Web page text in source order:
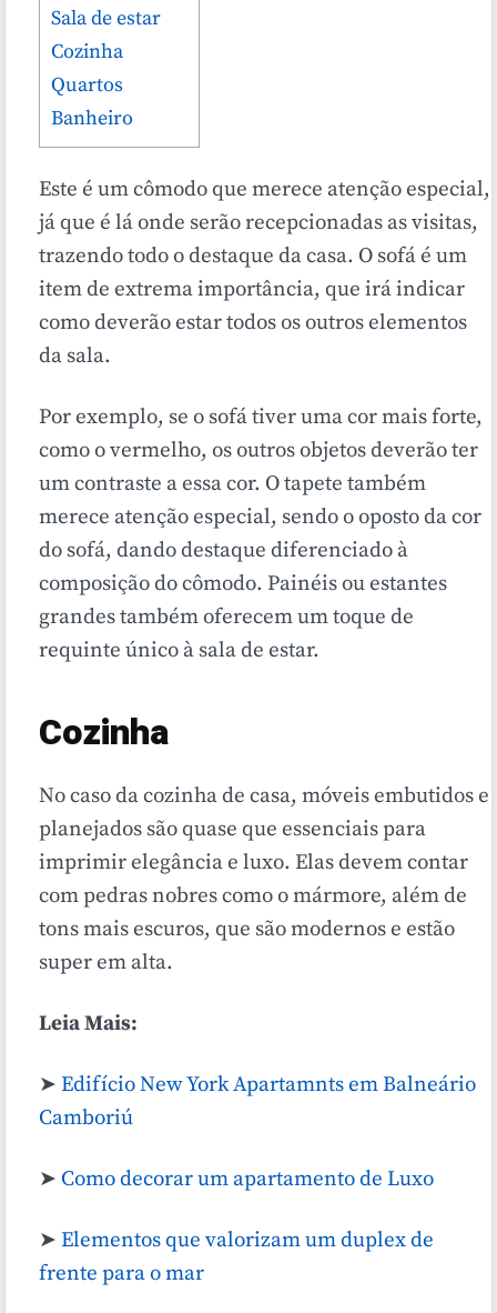
Sala de estar
Cozinha
Quartos
Banheiro
Este é um cômodo que merece atenção especial,
já que é lá onde serão recepcionadas as visitas,
trazendo todo o destaque da casa. O sofá é um
item de extrema importância, que irá indicar
como deverão estar todos os outros elementos
da sala.
Por exemplo, se o sofá tiver uma cor mais forte,
como o vermelho, os outros objetos deverão ter
um contraste a essa cor. O tapete também
merece atenção especial, sendo o oposto da cor
do sofá, dando destaque diferenciado à
composição do cômodo. Painéis ou estantes
grandes também oferecem um toque de
requinte único à sala de estar.
Cozinha
No caso da cozinha de casa, móveis embutidos e
planejados são quase que essenciais para
imprimir elegância e luxo. Elas devem contar
com pedras nobres como o mármore, além de
tons mais escuros, que são modernos e estão
super em alta.
Leia Mais:
➤ Edifício New York Apartamnts em Balneário
Camboriú
➤ Como decorar um apartamento de Luxo
➤ Elementos que valorizam um duplex de
frente para o mar